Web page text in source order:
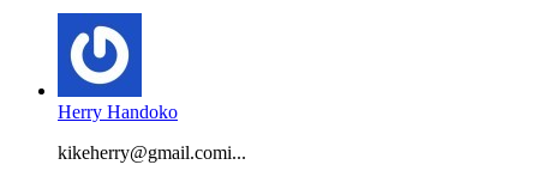
Herry Handoko
kikeherry@gmail.comi...